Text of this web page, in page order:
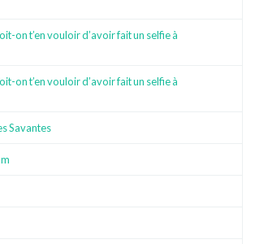
on t’en vouloir d’avoir fait un selfie à
on t’en vouloir d’avoir fait un selfie à
Savantes